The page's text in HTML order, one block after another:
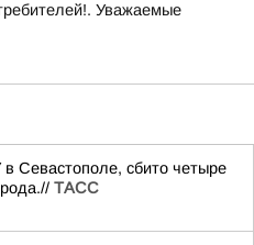
Уважаемые
Севастополе, сбито четыре
ТАСС